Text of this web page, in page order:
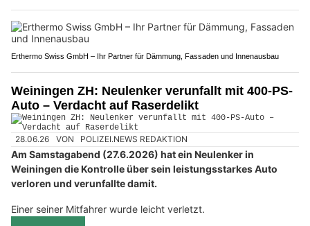
Erthermo Swiss GmbH – Ihr Partner für Dämmung, Fassaden und Innenausbau
Weiningen ZH: Neulenker verunfallt mit 400-PS-
Auto – Verdacht auf Raserdelikt
28.06.26 VON POLIZEI.NEWS REDAKTION
Am Samstagabend (27.6.2026) hat ein Neulenker in
Weiningen die Kontrolle über sein leistungsstarkes Auto
verloren und verunfallte damit.
Einer seiner Mitfahrer wurde leicht verletzt.